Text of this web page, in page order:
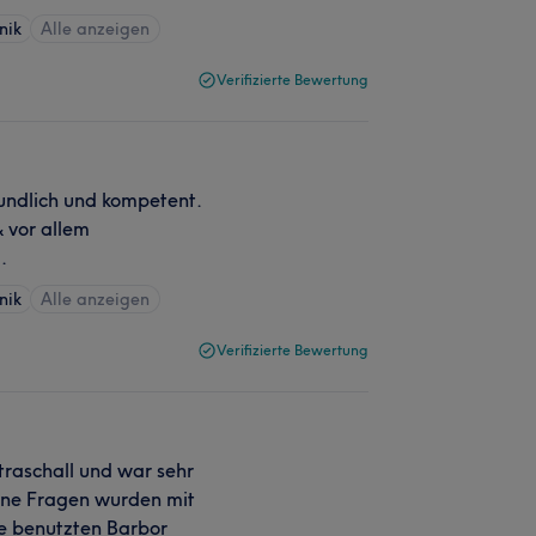
Alle anzeigen
Verifizierte Bewertung
und kompetent.
vor allem
Alle anzeigen
Verifizierte Bewertung
und war sehr
Fragen wurden mit
benutzten Barbor